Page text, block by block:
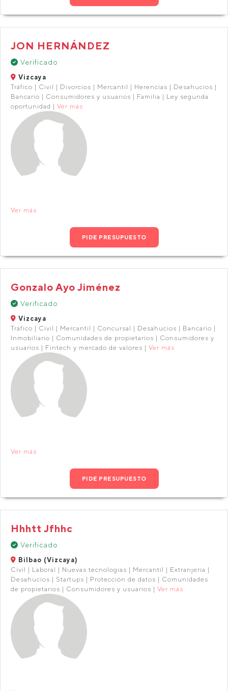
JON HERNÁNDEZ
Verificado
Vizcaya
Tráfico | Civil | Divorcios | Mercantil | Herencias | Desahucios |
Bancario | Consumidores y usuarios | Familia | Ley segunda
oportunidad | Ver más
Ver más
PIDE PRESUPUESTO
Gonzalo Ayo Jiménez
Verificado
Vizcaya
Tráfico | Civil | Mercantil | Concursal | Desahucios | Bancario |
Inmobiliario | Comunidades de propietarios | Consumidores y
usuarios | Fintech y mercado de valores | Ver más
Ver más
PIDE PRESUPUESTO
Hhhtt Jfhhc
Verificado
Bilbao (Vizcaya)
Civil | Laboral | Nuevas tecnologías | Mercantil | Extranjería |
Desahucios | Startups | Protección de datos | Comunidades
de propietarios | Consumidores y usuarios | Ver más